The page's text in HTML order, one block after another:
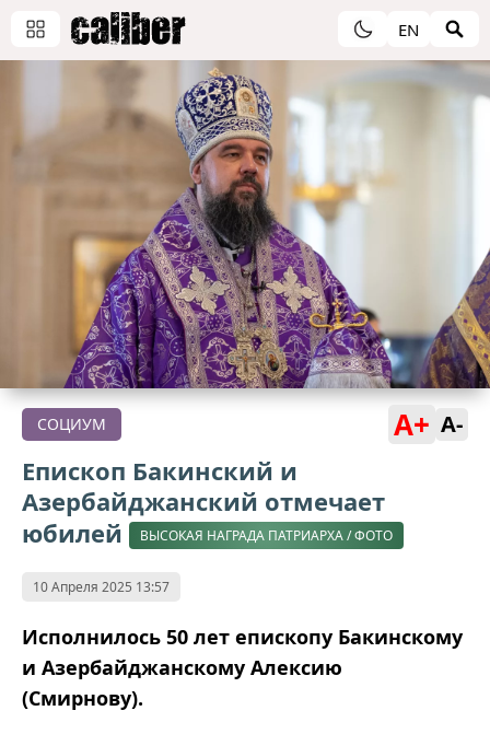
EN
СОЦИУМ A+ A-
Епископ Бакинский и
Азербайджанский отмечает
юбилей
ВЫСОКАЯ НАГРАДА ПАТРИАРХА / ФОТО
10 Апреля 2025 13:57
Исполнилось 50 лет епископу Бакинскому
и Азербайджанскому Алексию
(Смирнову).